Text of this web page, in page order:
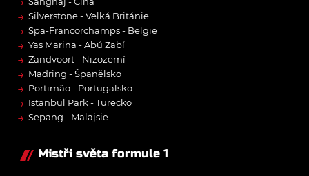
→ Silverstone - Velká Británie
→ Spa-Francorchamps - Belgie
→ Yas Marina - Abú Zabí
→ Zandvoort - Nizozemí
→ Madring - Španělsko
→ Portimão - Portugalsko
→ Istanbul Park - Turecko
→ Sepang - Malajsie
Mistři světa formule 1